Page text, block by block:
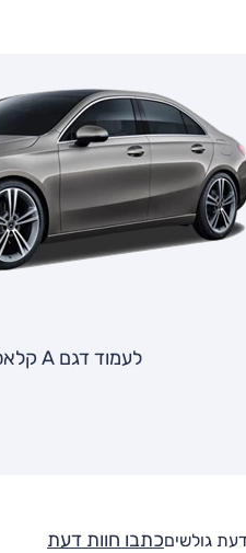
לעמוד דגם A קלאס סדאן
כתבו חוות דעת